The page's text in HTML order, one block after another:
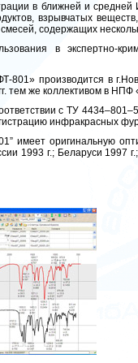
в ближней и
взрывчатых
содержащих
в экспертно-
801» производится в
тем же коллективом в
с ТУ
инфракрасных
имеет оригинальную
1993 г.; Беларуси 1997